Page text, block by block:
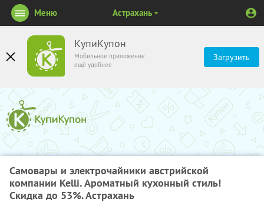
КупиКупон
Мобильное приложение
ещё удобнее
Загрузить
Меню Астрахань
Самовары и электрочайники австрийской
компании Kelli. Ароматный кухонный стиль!
Скидка до 53%. Астрахань